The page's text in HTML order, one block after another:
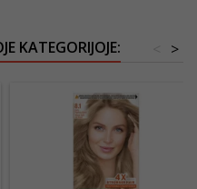
KATEGORIJOJE: >